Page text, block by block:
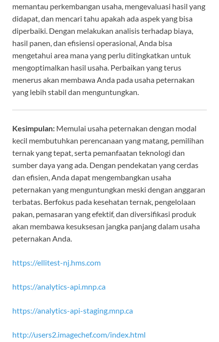
memantau perkembangan usaha, mengevaluasi hasil yang
didapat, dan mencari tahu apakah ada aspek yang bisa
diperbaiki. Dengan melakukan analisis terhadap biaya,
hasil panen, dan efisiensi operasional, Anda bisa
mengetahui area mana yang perlu ditingkatkan untuk
mengoptimalkan hasil usaha. Perbaikan yang terus
menerus akan membawa Anda pada usaha peternakan
yang lebih stabil dan menguntungkan.
Kesimpulan: Memulai usaha peternakan dengan modal
kecil membutuhkan perencanaan yang matang, pemilihan
ternak yang tepat, serta pemanfaatan teknologi dan
sumber daya yang ada. Dengan pendekatan yang cerdas
dan efisien, Anda dapat mengembangkan usaha
peternakan yang menguntungkan meski dengan anggaran
terbatas. Berfokus pada kesehatan ternak, pengelolaan
pakan, pemasaran yang efektif, dan diversifikasi produk
akan membawa kesuksesan jangka panjang dalam usaha
peternakan Anda.
https://ellitest-nj.hms.com
https://analytics-api.mnp.ca
https://analytics-api-staging.mnp.ca
http://users2.imagechef.com/index.html